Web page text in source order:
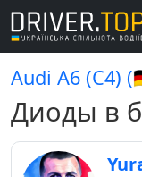
Audi A6 (C4)
Диоды в